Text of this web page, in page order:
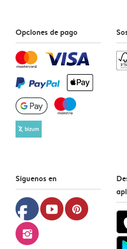
Opciones de pago
Síguenos en
facebook youtube pinterest
instagram